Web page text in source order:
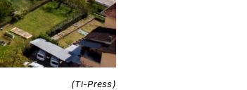
(Ti-Press)